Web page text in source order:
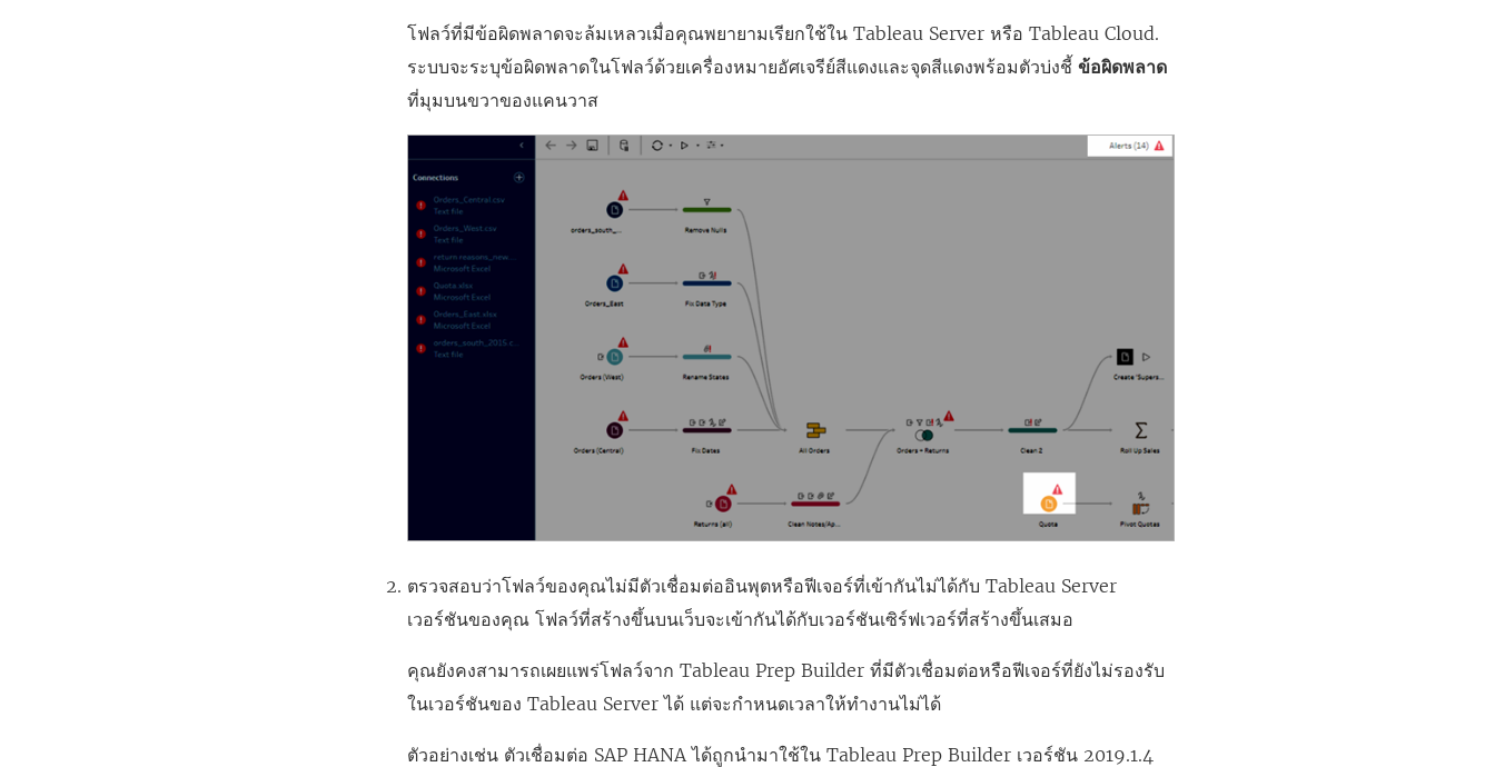
น
ห
น้
า
ต่
น
ห
า
ง
ห
)
โฟลว์ที่มีข้อผิดพลาดจะล้มเหลวเมื่อคุณพยายามเรียกใช้ในTableau Server หรือTableau Cloud.
ระบบจะระบุข้อผิดพลาดในโฟลว์ด้วยเครื่องหมายอัศเจรีย์สีแดงและจุดสีแดงพร้อมตัวบ่งชี้ข้อผิดพลาด
ที่มุมบนขวาของแคนวาส
ตรวจสอบว่าโฟลว์ของคุณไม่มีตัวเชื่อมต่ออินพุตหรือฟีเจอร์ที่เข้ากันไม่ได้กับ Tableau Server
เวอร์ชันของคุณ โฟลว์ที่สร้างขึ้นบนเว็บจะเข้ากันได้กับเวอร์ชันเซิร์ฟเวอร์ที่สร้างขึ้นเสมอ
คุณยังคงสามารถเผยแพร่โฟลว์จากTableau Prep Builder ที่มีตัวเชื่อมต่อหรือฟีเจอร์ที่ยังไม่รองรับ
ในเวอร์ชันของ Tableau Server ได้ แต่จะกำหนดเวลาให้ทำงานไม่ได้
ตัวอย่างเช่น ตัวเชื่อมต่อ SAP HANA ได้ถูกนำมาใช้ใน Tableau Prep Builder เวอร์ชัน 2019.1.4